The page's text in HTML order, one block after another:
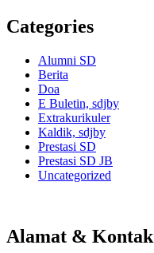
Categories
Alumni SD
Berita
Doa
E Buletin, sdjby
Extrakurikuler
Kaldik, sdjby
Prestasi SD
Prestasi SD JB
Uncategorized
Alamat & Kontak